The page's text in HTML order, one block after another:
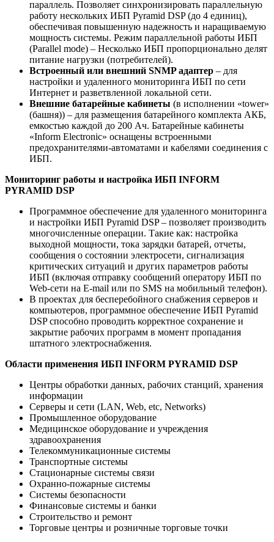
параллель. Позволяет синхронизировать параллельную
работу нескольких ИБП Pyramid DSP (до 4 единиц),
обеспечивая повышенную надежность и наращиваемую
мощность системы. Режим параллельной работы ИБП
(Parallel mode) – Несколько ИБП пропорционально делят
питание нагрузки (потребителей).
Встроенный или внешний SNMP адаптер – для
настройки и удаленного мониторинга ИБП по сети
Интернет и разветвленной локальной сети.
Внешние батарейные кабинеты (в исполнении «tower»
(башня)) – для размещения батарейного комплекта АКБ,
емкостью каждой до 200 Ач. Батарейные кабинеты
«Inform Electronic» оснащены встроенными
предохранителями-автоматами и кабелями соединения с
ИБП.
Мониторинг работы и настройка ИБП INFORM
PYRAMID DSP
Программное обеспечение для удаленного мониторинга
и настройки ИБП Pyramid DSP – позволяет производить
многочисленные операции. Такие как: настройка
выходной мощности, тока зарядки батарей, отчеты,
сообщения о состоянии электросети, сигнализация
критических ситуаций и других параметров работы
ИБП (включая отправку сообщений оператору ИБП по
Web-сети на E-mail или по SMS на мобильный телефон).
В проектах для бесперебойного снабжения серверов и
компьютеров, программное обеспечение ИБП Pyramid
DSP способно проводить корректное сохранение и
закрытие рабочих программ в момент пропадания
штатного электроснабжения.
Области применения ИБП INFORM PYRAMID DSP
Центры обработки данных, рабочих станций, хранения
информации
Серверы и сети (LAN, Web, etc, Networks)
Промышленное оборудование
Медицинское оборудование и учреждения
здравоохранения
Телекоммуникационные системы
Транспортные системы
Стационарные системы связи
Охранно-пожарные системы
Системы безопасности
Финансовые системы и банки
Строительство и ремонт
Торговые центры и розничные торговые точки